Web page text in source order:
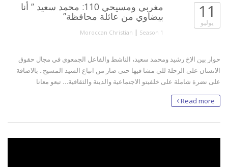
مغربي ومسيحي 110: محمد سعيد ” أنا
بيضاوي من عائلة محافظة”
Moroccan Christian | Season 1
11
يوليو
حوار بين الاخ رشيد ومحمد سعيد، الناشط والفاعل الجمعوي في مجال حقوق
الانسان على الرحلة للي مشا فيها حتى صار من اتباع السيد المسيح.. بالاضافة
على نضرة شاملة على خلفيتو الاجتماعية والدينة والثقافية… تبعو معانا
Read more